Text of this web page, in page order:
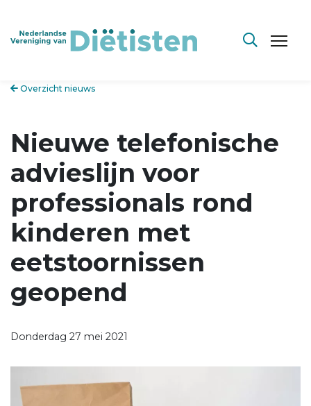
Overzicht nieuws
Nieuwe telefonische
advieslijn voor
professionals rond
kinderen met
eetstoornissen
geopend
Donderdag 27 mei 2021